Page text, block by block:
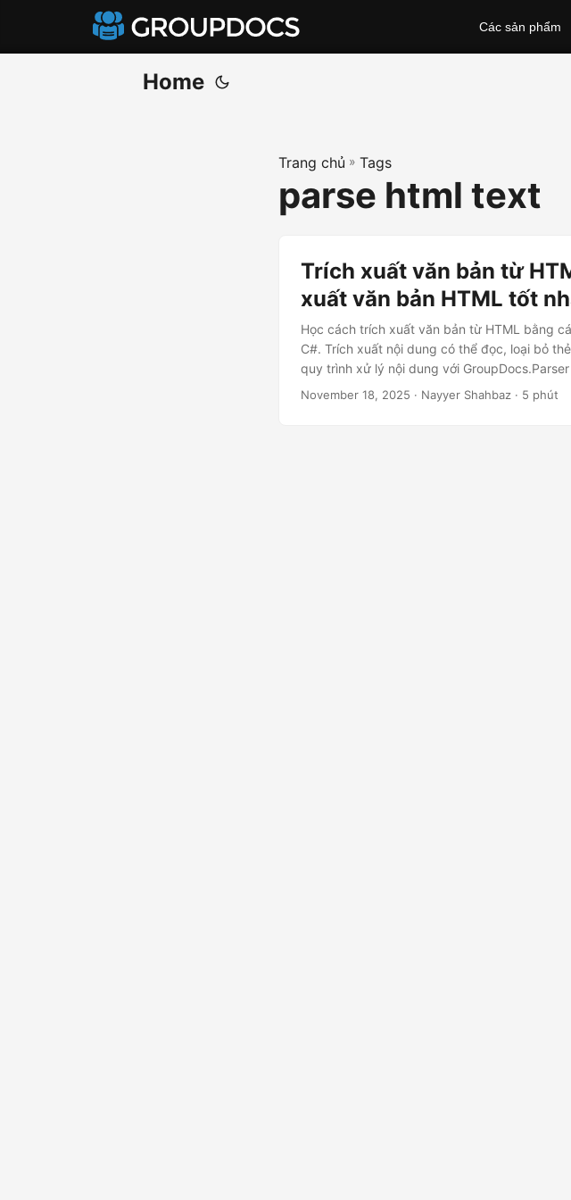
Các sản phẩm
Home
Trang chủ » Tags
parse html text
Trích xuất văn bản từ
xuất văn bản HTML tốt
Học cách trích xuất văn bản từ HTML bằng
C#. Trích xuất nội dung có thể đọc, loại bỏ
quy trình xử lý nội dung với
November 18, 2025 · Nayyer Shahbaz · 5 phút